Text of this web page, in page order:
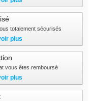
totalement sécurisés
plus
vous êtes remboursé
plus